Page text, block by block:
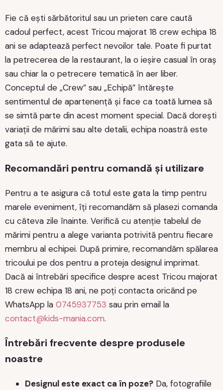
Fie că ești sărbătoritul sau un prieten care caută
cadoul perfect, acest Tricou majorat 18 crew echipa 18
ani se adaptează perfect nevoilor tale. Poate fi purtat
la petrecerea de la restaurant, la o ieșire casual în oraș
sau chiar la o petrecere tematică în aer liber.
Conceptul de „Crew” sau „Echipă” întărește
sentimentul de apartenență și face ca toată lumea să
se simtă parte din acest moment special. Dacă dorești
variații de mărimi sau alte detalii, echipa noastră este
gata să te ajute.
Recomandări pentru comandă și utilizare
Pentru a te asigura că totul este gata la timp pentru
marele eveniment, îți recomandăm să plasezi comanda
cu câteva zile înainte. Verifică cu atenție tabelul de
mărimi pentru a alege varianta potrivită pentru fiecare
membru al echipei. După primire, recomandăm spălarea
tricoului pe dos pentru a proteja designul imprimat.
Dacă ai întrebări specifice despre acest Tricou majorat
18 crew echipa 18 ani, ne poți contacta oricând pe
WhatsApp la 0745937753 sau prin email la
contact@kids-mania.com.
Întrebări frecvente despre produsele
noastre
Designul este exact ca în poze? Da, fotografiile